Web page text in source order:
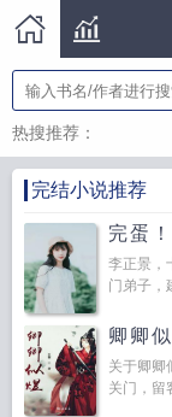
热搜推荐：
完结小说推荐
完蛋
李正景，
门弟子，
卿卿
关于卿卿
关门，留